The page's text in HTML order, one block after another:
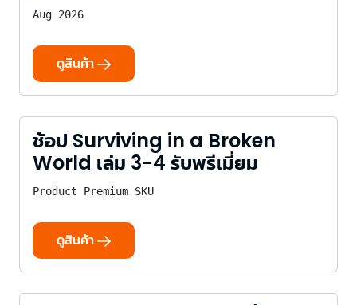
Aug 2026
ดูสินค้า
ช้อป Surviving in a Broken
World เล่ม 3-4 รับพรีเมี่ยม
Product Premium SKU
ดูสินค้า